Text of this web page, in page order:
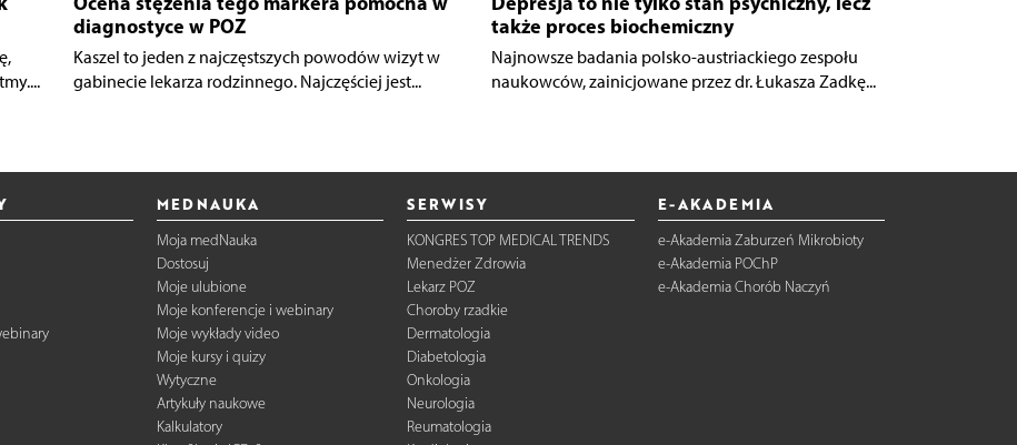
diagnostyce w POZ
Kaszel to jeden z najczęstszych powodów wizyt w
gabinecie lekarza rodzinnego. Najczęściej jest...
także proces biochemiczny
Najnowsze badania polsko-austriackiego zespołu
naukowców, zainicjowane przez dr. Łukasza Zadkę...
MEDNAUKA
Moja medNauka
Dostosuj
Moje ulubione
Moje konferencje i webinary
Moje wykłady video
Moje kursy i quizy
Wytyczne
Artykuły naukowe
Kalkulatory
SERWISY
KONGRES TOP MEDICAL TRENDS
Menedżer Zdrowia
Lekarz POZ
Choroby rzadkie
Dermatologia
Diabetologia
Onkologia
Neurologia
Reumatologia
E-AKADEMIA
e-Akademia Zaburzeń Mikrobioty
e-Akademia POChP
e-Akademia Chorób Naczyń